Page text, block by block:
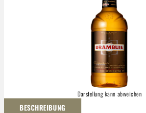
Darstellung kann abweichen
BESCHREIBUNG